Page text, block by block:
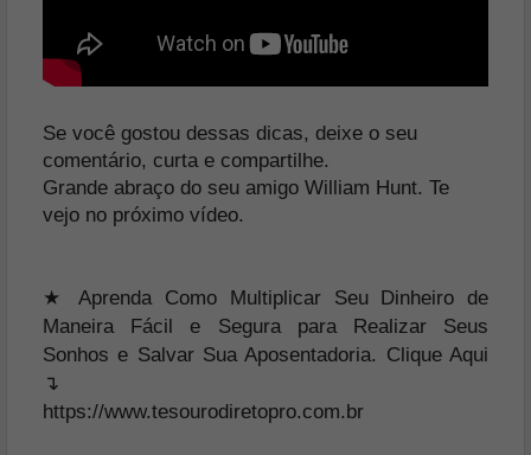
Se você gostou dessas dicas, deixe o seu
comentário, curta e compartilhe.
Grande abraço do seu amigo William Hunt. Te
vejo no próximo vídeo.
★ Aprenda Como Multiplicar Seu Dinheiro de
Maneira Fácil e Segura para Realizar Seus
Sonhos e Salvar Sua Aposentadoria. Clique Aqui
↴
https://www.tesourodiretopro.com.br